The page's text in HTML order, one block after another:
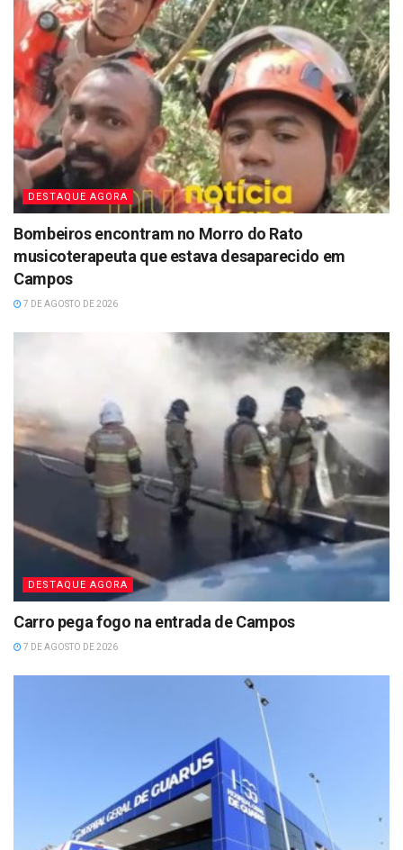
DESTAQUE AGORA
Bombeiros encontram no Morro do Rato
musicoterapeuta que estava desaparecido em
Campos
7 DE AGOSTO DE 2026
DESTAQUE AGORA
Carro pega fogo na entrada de Campos
7 DE AGOSTO DE 2026